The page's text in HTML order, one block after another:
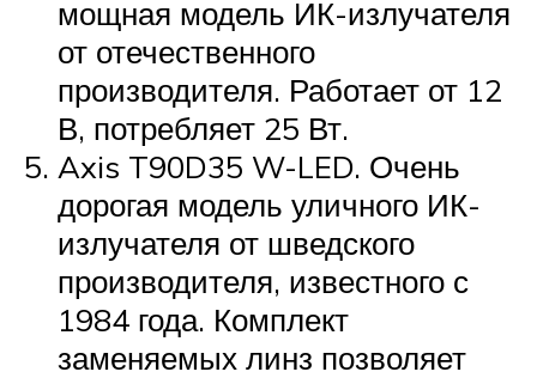
мощная модель ИК-излучателя
от отечественного
производителя. Работает от 12
В, потребляет 25 Вт.
Axis T90D35 W-LED. Очень
дорогая модель уличного ИК-
излучателя от шведского
производителя, известного с
1984 года. Комплект
заменяемых линз позволяет